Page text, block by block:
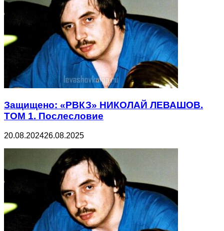
Защищено: «РВКЗ» НИКОЛАЙ ЛЕВАШОВ.
ТОМ 1. Послесловие
20.08.202426.08.2025